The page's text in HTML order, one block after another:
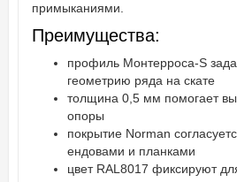
примыканиями.
Преимущества:
профиль Монтерроса-S
геометрию ряда на скате
толщина 0,5 мм помогает
опоры
покрытие Norman
ендовами и планками
цвет RAL8017 фиксируют